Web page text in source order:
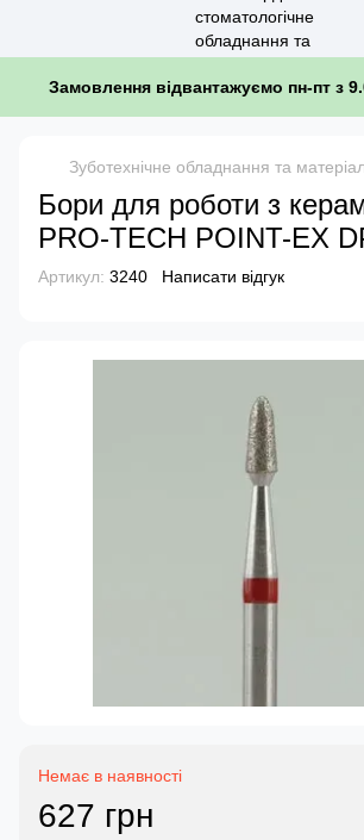
Замовлення відвантажуємо пн-пт з
Зуботехнічне обладнання та
Бори для роботи з
PRO-TECH POINT-EX
Артикул: 3240 Написати відгук
Немає в наявності
627 грн